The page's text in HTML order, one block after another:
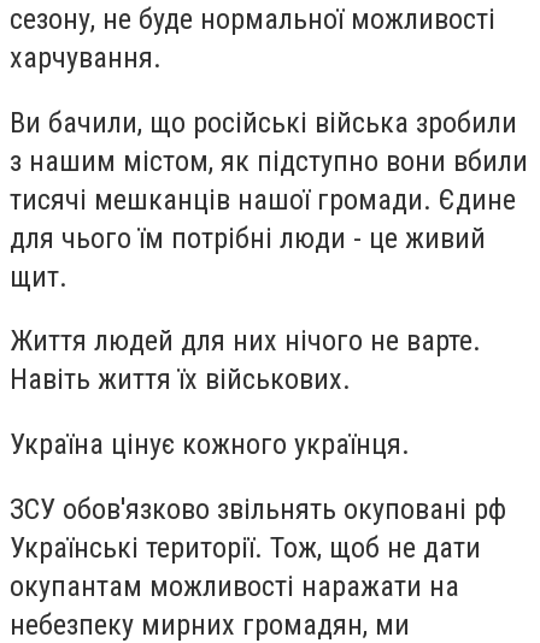
сезону, не буде нормальної можливості
харчування.
Ви бачили, що російські війська зробили
з нашим містом, як підступно вони вбили
тисячі мешканців нашої громади. Єдине
для чього їм потрібні люди - це живий
щит.
Життя людей для них нічого не варте.
Навіть життя їх військових.
Україна цінує кожного українця.
ЗСУ обов'язково звільнять окуповані рф
Українські території. Тож, щоб не дати
окупантам можливості наражати на
небезпеку мирних громадян, ми